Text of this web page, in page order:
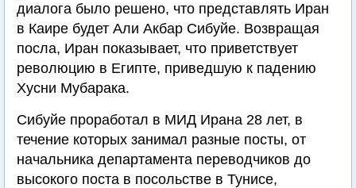
диалога было решено, что представлять Иран
в Каире будет Али Акбар Сибуйе. Возвращая
посла, Иран показывает, что приветствует
революцию в Египте, приведшую к падению
Хусни Мубарака.
Сибуйе проработал в МИД Ирана 28 лет, в
течение которых занимал разные посты, от
начальника департамента переводчиков до
высокого поста в посольстве в Тунисе,